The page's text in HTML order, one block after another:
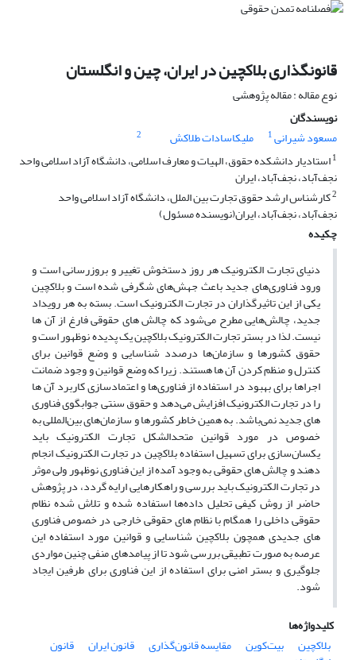
قانونگذاری بلاکچین در ایران، چین و انگلستان
نوع مقاله : مقاله پژوهشی
نویسندگان
مسعود شیرانی1 ملیکاسادات طلاکش
2
1استادیار دانشکده حقوق، الهیات و معارف اسلامی، دانشگاه آزاد اسلامی واحد
نجف‌آباد، نجف‌آباد، ایران
2کارشناس ارشد حقوق تجارت بین الملل، دانشگاه آزاد اسلامی واحد
نجف‌آباد، نجف‌آباد، ایران(نویسنده مسئول)
چکیده
دنیای تجارت الکترونیک هر روز دستخوش تغییر و بروزرسانی است و
ورود فناوری‌های جدید باعث جهش‌های شگرفی شده است و بلاکچین
یکی از این تاثیرگذاران در تجارت الکترونیک است. بسته به هر رویداد
جدید، چالش‌هایی مطرح می‌شود که چالش های حقوقی فارغ از آن ها
نیست. لذا در بستر تجارت الکترونیک بلاکچین یک پدیده نوظهور است و
حقوق کشورها و سازمان‌ها درصدد شناسایی و وضع قوانین برای
کنترل و منظم کردن آن ها هستند. زیرا که وضع قوانین و وجود ضمانت
اجراها برای بهبود در استفاده از فناوری‌ها و اعتمادسازی کاربرد آن ها
را در تجارت الکترونیک افزایش می‌دهد و حقوق سنتی جوابگوی فناوری
های جدید نمی‌باشد. به همین خاطر کشورها و سازمان‌های بین‌المللی به
خصوص در مورد قوانین متحدالشکل تجارت الکترونیک باید
یکسان‌سازی برای تسهیل استفاده بلاکچین در تجارت الکترونیک انجام
دهند و چالش های حقوقی به وجود آمده از این فناوری نوظهور ولی موثر
در تجارت الکترونیک باید بررسی و راهکارهایی ارایه گردد، در پژوهش
حاضر از روش کیفی تحلیل داده‌ها استفاده شده و تلاش شده نظام
حقوقی داخلی را همگام با نظام های حقوقی خارجی در خصوص فناوری
های جدیدی همچون بلاکچین شناسایی و قوانین مورد استفاده این
عرصه به صورت تطبیقی بررسی شود تا از پیامدهای منفی چنین مواردی
جلوگیری و بستر امنی برای استفاده از این فناوری برای طرفین ایجاد
شود.
کلیدواژه‌ها
بلاکچین
بیت‌کوین مقایسه قانون‌گذاری قانون ایران قانون